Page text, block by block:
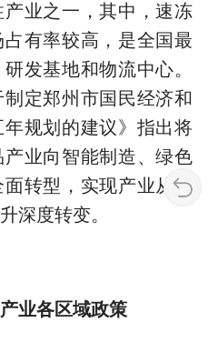
业之一，其中，速冻
有率较高，是全国最
发基地和物流中心。
制定郑州市国民经济和
规划的建议》指出将
业向智能制造、绿色
转型，实现产业从规
深度转变。
业各区域政策